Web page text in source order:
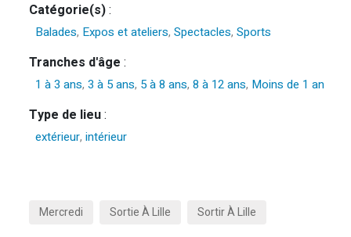
Catégorie(s):
Balades, Expos et ateliers,Spectacles,Sports
Tranches d'âge :
1 à 3 ans,3 à 5 ans, 5 à 8 ans,8 à 12 ans, Moins de 1 an
Type de lieu:
extérieur,intérieur
Mercredi Sortie À Lille Sortir À Lille